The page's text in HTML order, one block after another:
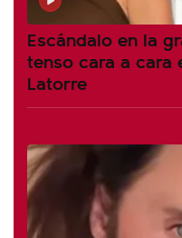
Escándalo en la
tenso cara a cara
Latorre